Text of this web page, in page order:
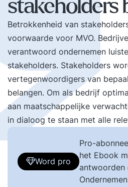
stakeholders
Betrokkenheid van
voorwaarde voor MVO.
verantwoord ondernemen
stakeholders. Stakeholders
vertegenwoordigers van
belangen. Om als bedrijf
aan maatschappelijke
in dialoog te staan met alle
Word pro
Pro-
het Ebook
antwoorden